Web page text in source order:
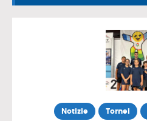
Notizie Tornei